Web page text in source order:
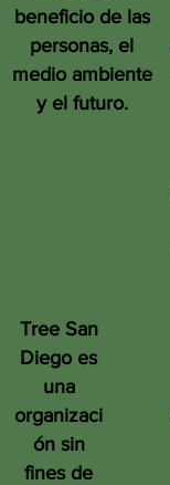
beneficio de las
personas, el
medio ambiente
y el futuro.
Tree San
Diego es
una
organizaci
ón sin
fines de